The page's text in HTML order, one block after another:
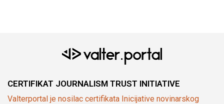
CERTIFIKAT JOURNALISM TRUST INITIATIVE
Valterportal je nosilac certifikata Inicijative novinarskog